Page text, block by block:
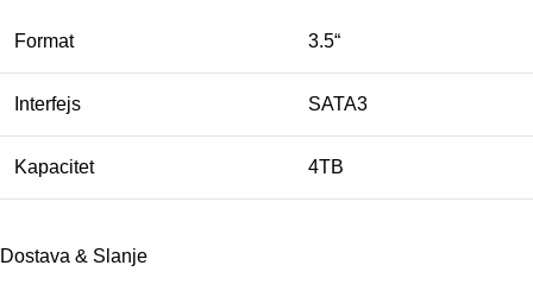
Format 3.5“
Interfejs SATA3
Kapacitet 4TB
Dostava & Slanje